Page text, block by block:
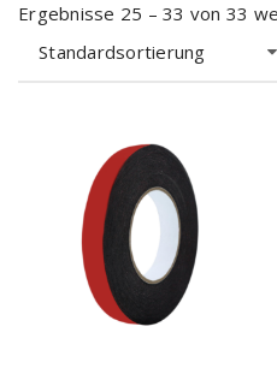
Ergebnisse 25 – 33 von 33
Standardsortierung